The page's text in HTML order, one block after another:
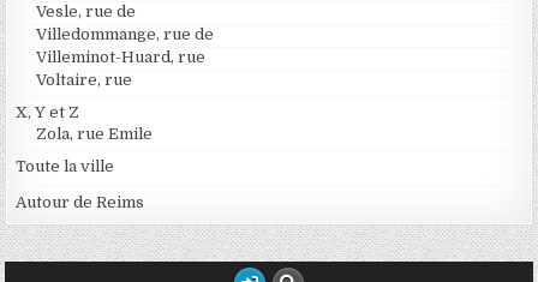
Vesle, rue de
Villedommange, rue de
Villeminot-Huard, rue
Voltaire, rue
X, Y et Z
Zola, rue Emile
Toute la ville
Autour de Reims